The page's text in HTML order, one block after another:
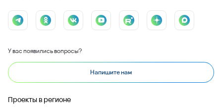
У вас появились вопросы?
Напишите нам
Проекты в регионе